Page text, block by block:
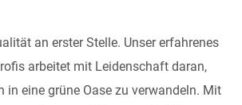
an erster Stelle. Unser erfahrenes
arbeitet mit Leidenschaft daran,
in eine grüne Oase zu verwandeln. Mit